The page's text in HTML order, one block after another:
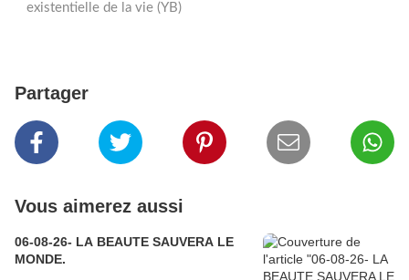
existentielle de la vie (YB)
Partager
Vous aimerez aussi
06-08-26- LA BEAUTE SAUVERA LE
MONDE.